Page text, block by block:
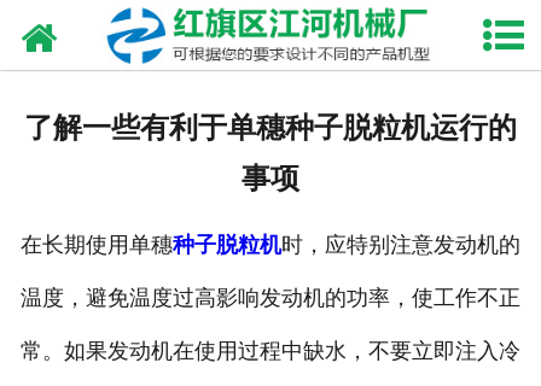
网站首页
资质荣誉
了解一些有利于单穗种子脱粒机运行的
事项
在长期使用单穗种子脱粒机时，应特别注意发动机的
温度，避免温度过高影响发动机的功率，使工作不正
常。如果发动机在使用过程中缺水，不要立即注入冷